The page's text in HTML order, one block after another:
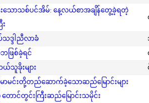
သောသစ်ပင်အိမ်: နေ့လယ်စာအချိန်တွေ့ခဲ့ရတဲ့
း
သဒ္ဒါညီလာခံ
ဖြစ်ခဲ့ရင်
သူခိုးများ
မာမင်းတို့တည်ဆောက်ခဲ့သောဆည်မြောင်းများ
တောင်တွင်းကြီးဆည်မြောင်းသမိုင်း